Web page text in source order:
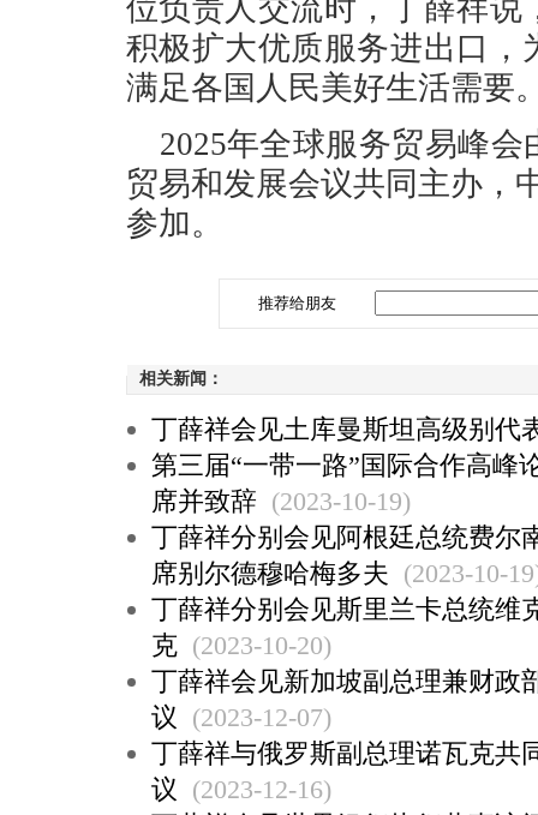
位负责人交流时，丁薛祥
积极扩大优质服务进出口
满足各国人民美好生活需要
2025年全球服务贸易峰
贸易和发展会议共同主办，
参加。
推荐给朋友
相关新闻：
丁薛祥会见土库曼斯坦高级别代
第三届“一带一路”国际合作高
席并致辞 (2023-10-19)
丁薛祥分别会见阿根廷总统费尔
席别尔德穆哈梅多夫 (2023-10-
丁薛祥分别会见斯里兰卡总统维
克 (2023-10-20)
丁薛祥会见新加坡副总理兼财政
议 (2023-12-07)
丁薛祥与俄罗斯副总理诺瓦克共
议 (2023-12-16)